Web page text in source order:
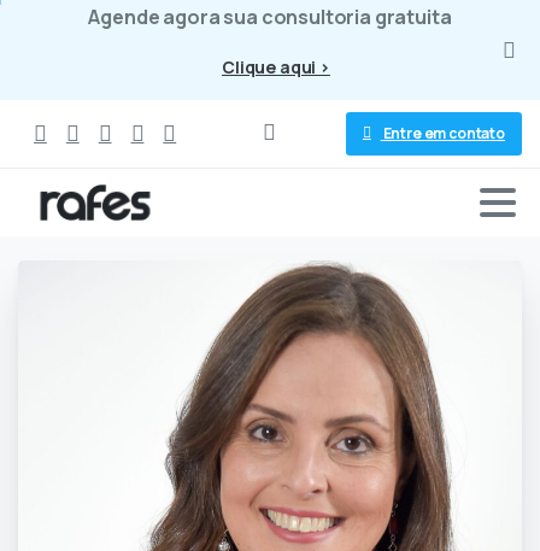
Agende agora sua consultoria gratuita
Clique aqui >
Entre em contato